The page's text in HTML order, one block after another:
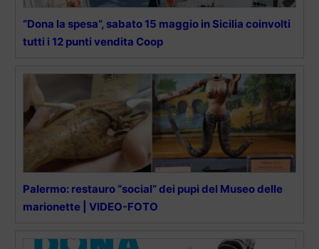
“Dona la spesa”, sabato 15 maggio in Sicilia coinvolti
tutti i 12 punti vendita Coop
Palermo: restauro “social” dei pupi del Museo delle
marionette | VIDEO-FOTO